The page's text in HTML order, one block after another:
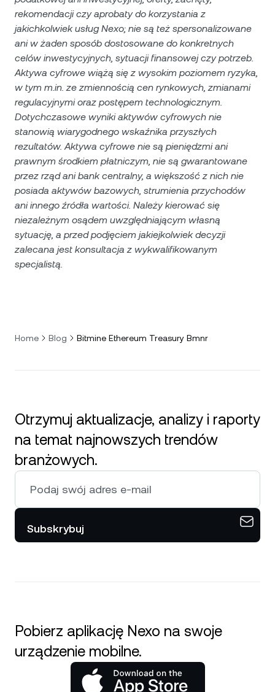
rekomendacji czy aprobaty do korzystania z
jakichkolwiek usług Nexo; nie są też spersonalizowane
ani w żaden sposób dostosowane do konkretnych
celów inwestycyjnych, sytuacji finansowej czy potrzeb.
Aktywa cyfrowe wiążą się z wysokim poziomem ryzyka,
w tym m.in. ze zmiennością cen rynkowych, zmianami
regulacyjnymi oraz postępem technologicznym.
Dotychczasowe wyniki aktywów cyfrowych nie
stanowią wiarygodnego wskaźnika przyszłych
rezultatów. Aktywa cyfrowe nie są pieniędzmi ani
prawnym środkiem płatniczym, nie są gwarantowane
przez rząd ani bank centralny, a większość z nich nie
posiada aktywów bazowych, strumienia przychodów
ani innego źródła wartości. Należy kierować się
niezależnym osądem uwzględniającym własną
sytuację, a przed podjęciem jakiejkolwiek decyzji
zalecana jest konsultacja z wykwalifikowanym
specjalistą.
Home Blog Bitmine Ethereum Treasury Bmnr
Otrzymuj aktualizacje, analizy i raporty
na temat najnowszych trendów
branżowych.
Subskrybuj
Pobierz aplikację Nexo na swoje
urządzenie mobilne.